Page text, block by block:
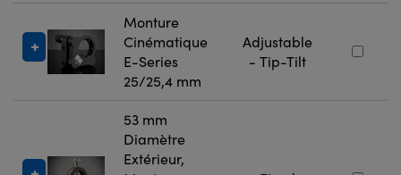
Monture
Cinématique
E-Series
25/25,4 mm
Adjustable
- Tip-Tilt
53 mm
Diamètre
Extérieur,